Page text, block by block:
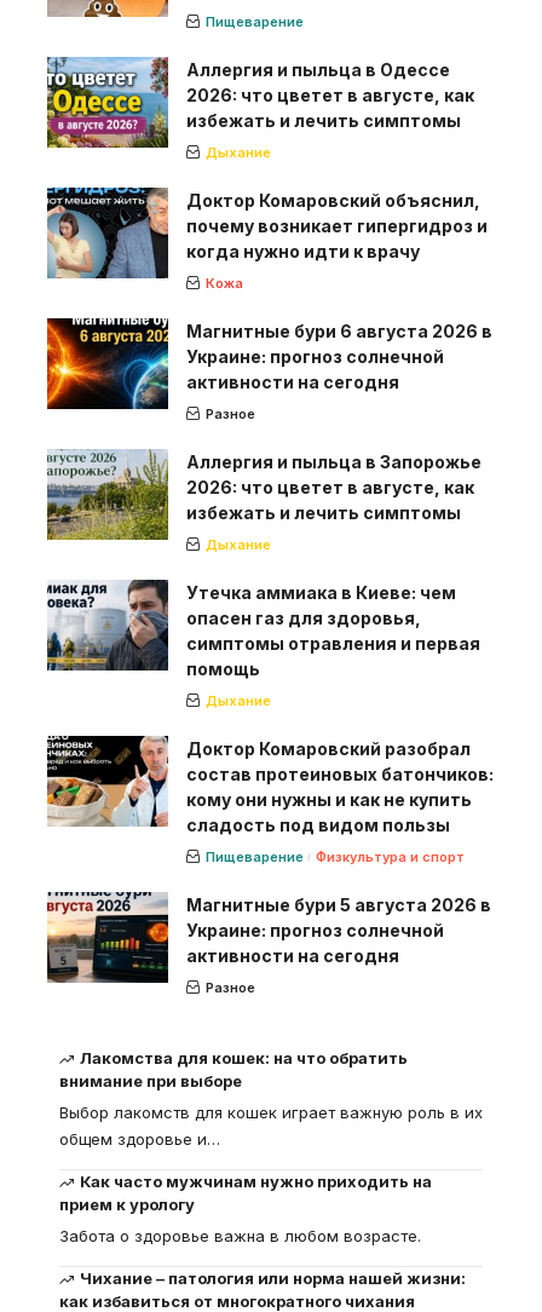
Пищеварение
Аллергия и пыльца в Одессе
2026: что цветет в августе, как
избежать и лечить симптомы
Дыхание
Доктор Комаровский объяснил,
почему возникает гипергидроз и
когда нужно идти к врачу
Кожа
Магнитные бури 6 августа 2026 в
Украине: прогноз солнечной
активности на сегодня
Разное
Аллергия и пыльца в Запорожье
2026: что цветет в августе, как
избежать и лечить симптомы
Дыхание
Утечка аммиака в Киеве: чем
опасен газ для здоровья,
симптомы отравления и первая
помощь
Дыхание
Доктор Комаровский разобрал
состав протеиновых батончиков:
кому они нужны и как не купить
сладость под видом пользы
Пищеварение Физкультура и спорт
Магнитные бури 5 августа 2026 в
Украине: прогноз солнечной
активности на сегодня
Разное
Лакомства для кошек: на что обратить
внимание при выборе
Выбор лакомств для кошек играет важную роль в их
общем здоровье и…
Как часто мужчинам нужно приходить на
прием к урологу
Забота о здоровье важна в любом возрасте.
Чихание – патология или норма нашей жизни:
как избавиться от многократного чихания